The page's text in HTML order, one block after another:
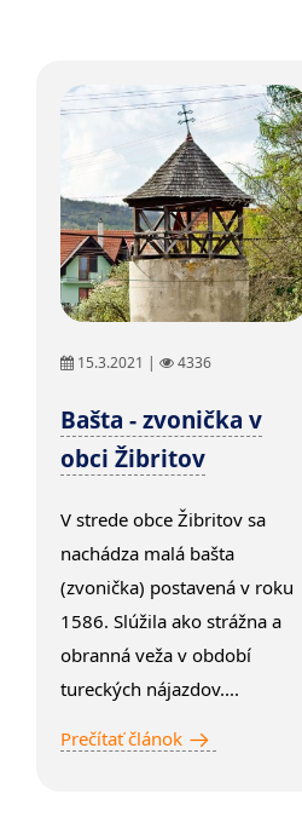
15.3.2021 | 4336
Bašta - zvonička v
obci Žibritov
V strede obce Žibritov sa
nachádza malá bašta
(zvonička) postavená v roku
1586. Slúžila ako strážna a
obranná veža v období
tureckých nájazdov....
Prečítať článok